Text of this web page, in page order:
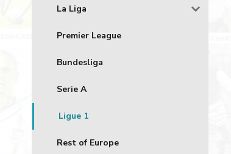
La Liga
Premier League
Bundesliga
Serie A
Ligue 1
Rest of Europe